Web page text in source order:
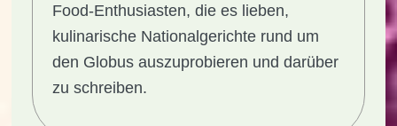
Food-Enthusiasten, die es lieben,
kulinarische Nationalgerichte rund um
den Globus auszuprobieren und darüber
zu schreiben.